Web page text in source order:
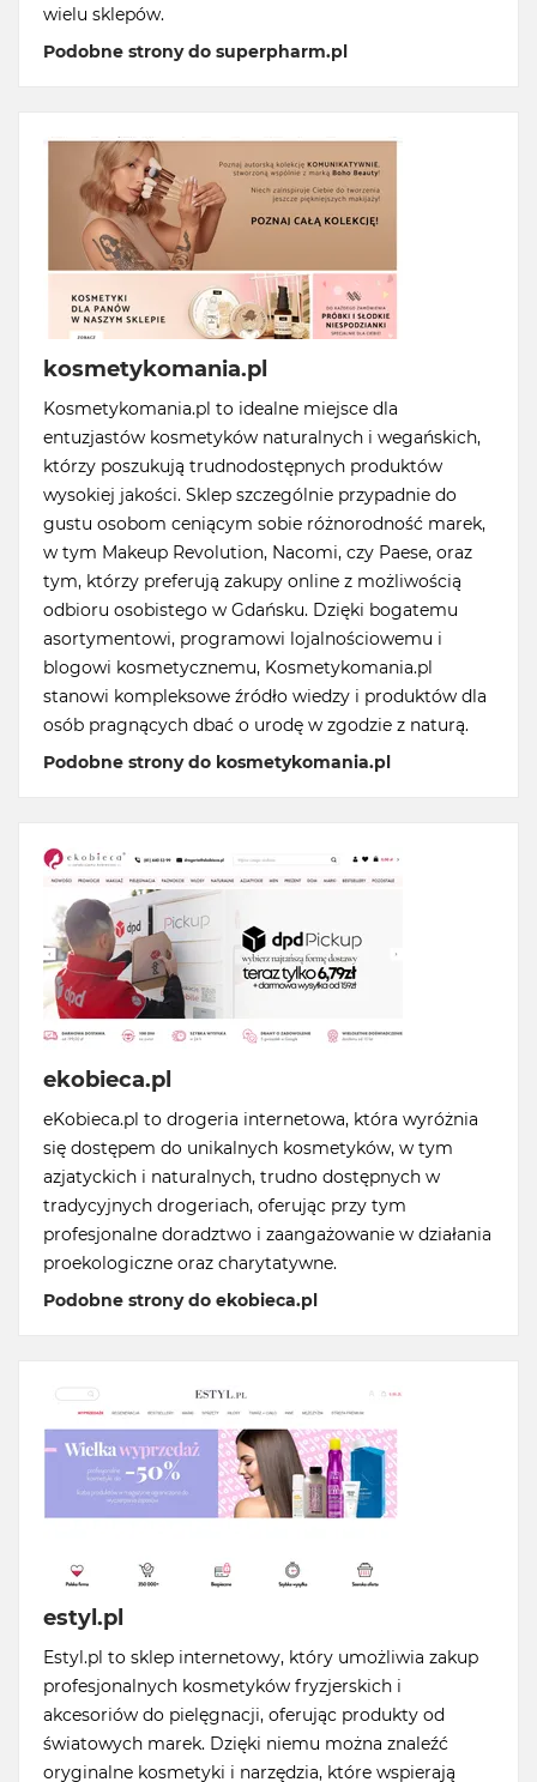
wielu sklepów.
Podobne strony do superpharm.pl
kosmetykomania.pl
Kosmetykomania.pl to idealne miejsce dla
entuzjastów kosmetyków naturalnych i wegańskich,
którzy poszukują trudnodostępnych produktów
wysokiej jakości. Sklep szczególnie przypadnie do
gustu osobom ceniącym sobie różnorodność marek,
w tym Makeup Revolution, Nacomi, czy Paese, oraz
tym, którzy preferują zakupy online z możliwością
odbioru osobistego w Gdańsku. Dzięki bogatemu
asortymentowi, programowi lojalnościowemu i
blogowi kosmetycznemu, Kosmetykomania.pl
stanowi kompleksowe źródło wiedzy i produktów dla
osób pragnących dbać o urodę w zgodzie z naturą.
Podobne strony do kosmetykomania.pl
ekobieca.pl
eKobieca.pl to drogeria internetowa, która wyróżnia
się dostępem do unikalnych kosmetyków, w tym
azjatyckich i naturalnych, trudno dostępnych w
tradycyjnych drogeriach, oferując przy tym
profesjonalne doradztwo i zaangażowanie w działania
proekologiczne oraz charytatywne.
Podobne strony do ekobieca.pl
estyl.pl
Estyl.pl to sklep internetowy, który umożliwia zakup
profesjonalnych kosmetyków fryzjerskich i
akcesoriów do pielęgnacji, oferując produkty od
światowych marek. Dzięki niemu można znaleźć
oryginalne kosmetyki i narzędzia, które wspierają